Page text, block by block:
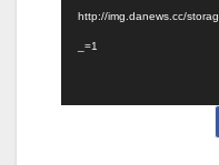
http://img.danews.cc/
_=1